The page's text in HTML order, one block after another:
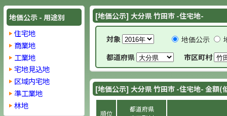
地価公示 - 用途別
住宅地
商業地
工業地
宅地見込地
区域内宅地
準工業地
林地
[地価公示] 大分県 竹田市 -住宅地-
対象 地価公示
都道府県
市区町村
[地価公示] 大分県 竹田市 -住宅地- 金額(
順位
都道府県